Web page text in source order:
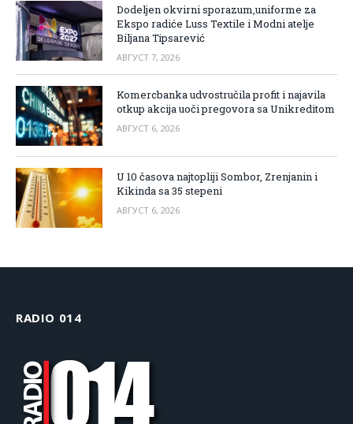
Dodeljen okvirni sporazum,uniforme za
Ekspo radiće Luss Textile i Modni atelje
Biljana Tipsarević
АВГУСТ 7, 2026
Komercbanka udvostručila profit i najavila
otkup akcija uoči pregovora sa Unikreditom
АВГУСТ 6, 2026
U 10 časova najtopliji Sombor, Zrenjanin i
Kikinda sa 35 stepeni
АВГУСТ 6, 2026
RADIO 014